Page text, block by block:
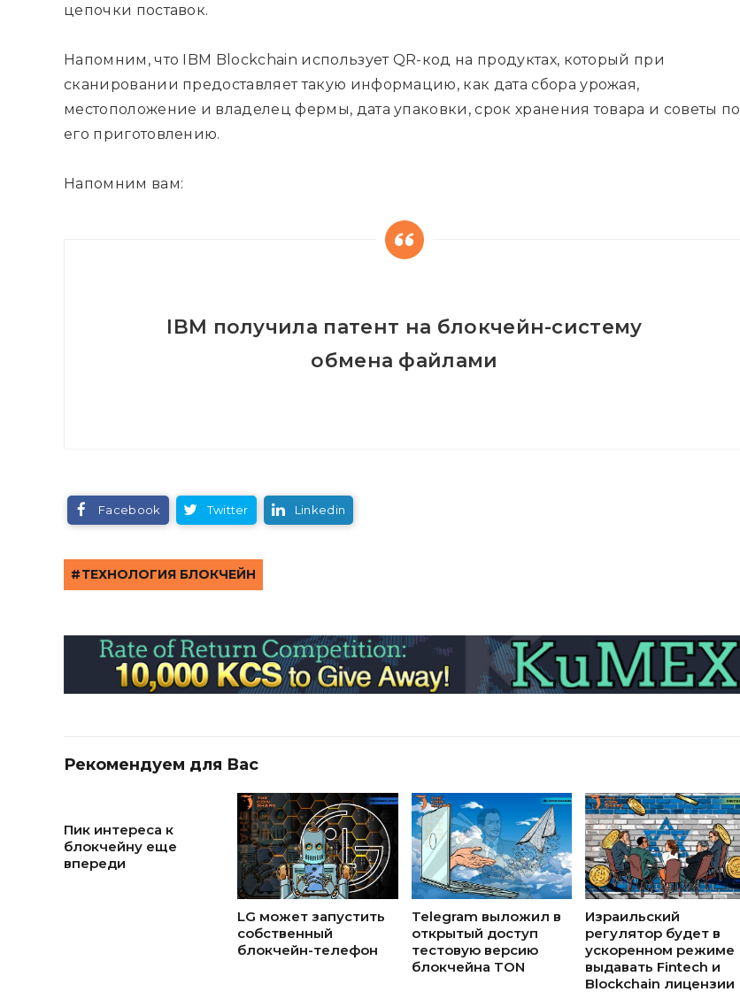
цепочки поставок.
Напомним, что IBM Blockchain использует QR-код на продуктах, который при
сканировании предоставляет такую ​​информацию, как дата сбора урожая,
местоположение и владелец фермы, дата упаковки, срок хранения товара и советы по
его приготовлению.
Напомним вам:
IBM получила патент на блокчейн-систему
обмена файлами
Facebook Twitter Linkedin
ТЕХНОЛОГИЯ БЛОКЧЕЙН
Рекомендуем для Вас
Пик интереса к
блокчейну еще
впереди
LG может запустить
собственный
блокчейн-телефон
Telegram выложил в
открытый доступ
тестовую версию
блокчейна TON
Израильский
регулятор будет в
ускоренном режиме
выдавать Fintech и
Blockchain лицензии